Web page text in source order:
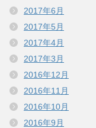
2017年6月
2017年5月
2017年4月
2017年3月
2016年12月
2016年11月
2016年10月
2016年9月